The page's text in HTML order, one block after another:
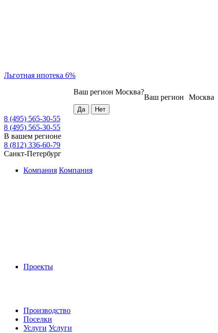
Льготная ипотека 6%
Москва
Ваш регион
Ваш регион Москва?
8 (495) 565-30-55
8 (495) 565-30-55
В вашем регионе
8 (812) 336-60-79
Санкт-Петербург
Компания Компания
Проекты
Производство
Поселки
Услуги Услуги